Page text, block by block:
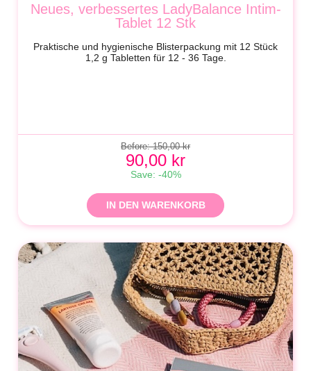
Neues, verbessertes LadyBalance Intim-
Tablet 12 Stk
Praktische und hygienische Blisterpackung mit 12 Stück
1,2 g Tabletten für 12 - 36 Tage.
Before: 150,00 kr
90,00 kr
Save: -40%
IN DEN WARENKORB